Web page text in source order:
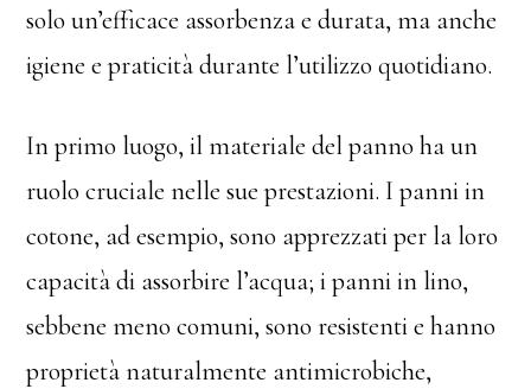
solo un’efficace assorbenza e durata, ma anche
igiene e praticità durante l’utilizzo quotidiano.
In primo luogo, il materiale del panno ha un
ruolo cruciale nelle sue prestazioni. I panni in
cotone, ad esempio, sono apprezzati per la loro
capacità di assorbire l’acqua; i panni in lino,
sebbene meno comuni, sono resistenti e hanno
proprietà naturalmente antimicrobiche,